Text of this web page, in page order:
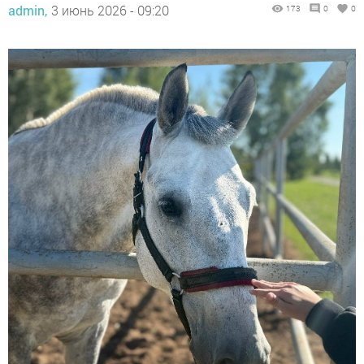
admin, 3 июнь 2026 - 09:20 173 0 0